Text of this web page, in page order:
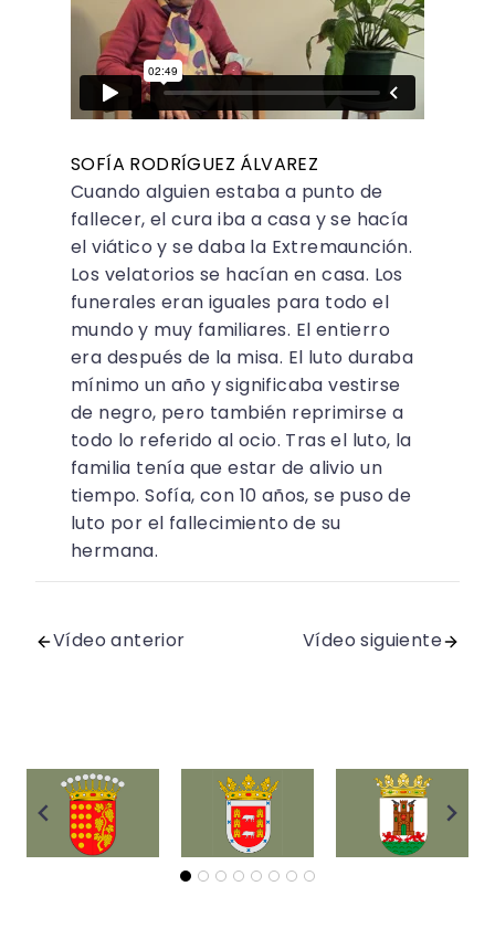
SOFÍA RODRÍGUEZ ÁLVAREZ
Cuando alguien estaba a punto de
fallecer, el cura iba a casa y se hacía
el viático y se daba la Extremaunción.
Los velatorios se hacían en casa. Los
funerales eran iguales para todo el
mundo y muy familiares. El entierro
era después de la misa. El luto duraba
mínimo un año y significaba vestirse
de negro, pero también reprimirse a
todo lo referido al ocio. Tras el luto, la
familia tenía que estar de alivio un
tiempo. Sofía, con 10 años, se puso de
luto por el fallecimiento de su
hermana.
Vídeo anterior Vídeo siguiente